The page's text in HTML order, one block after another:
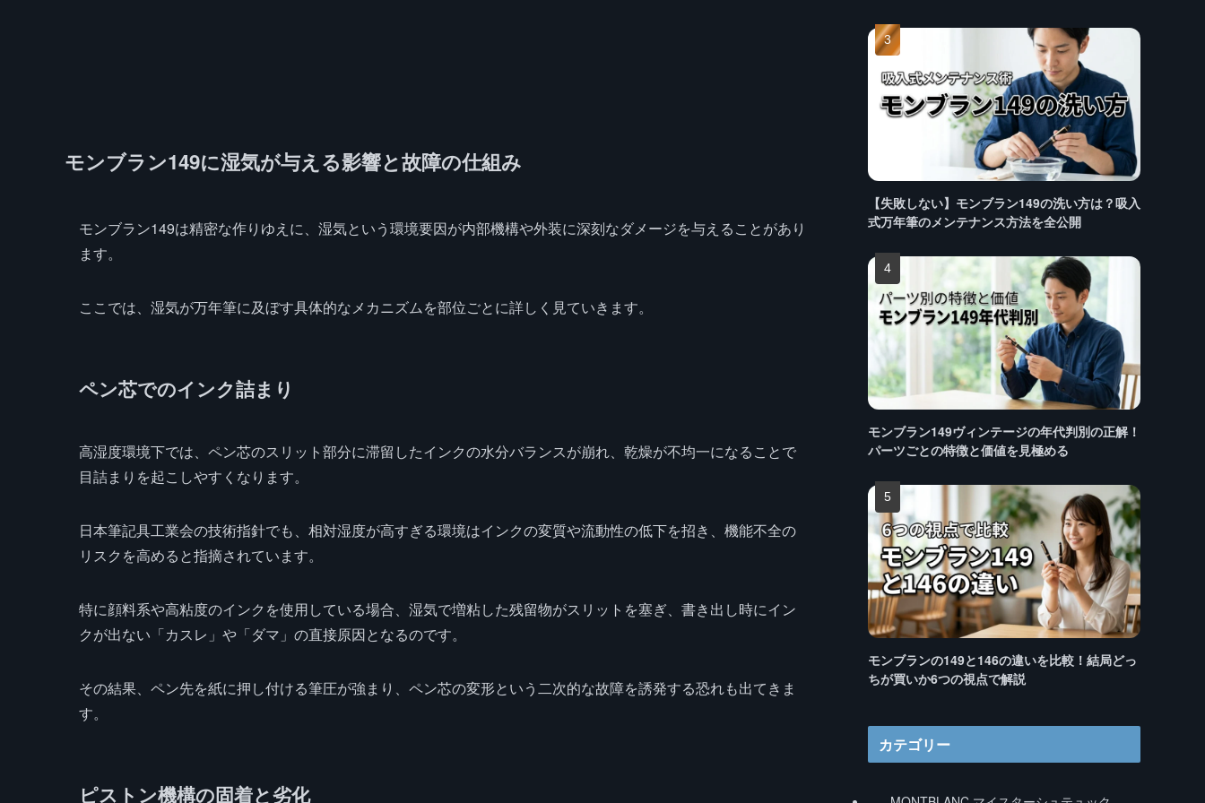
モンブラン149に湿気が与える影響と故障の仕組み
モンブラン149は精密な作りゆえに、湿気という環境要因が内部機構や外装に深刻なダメージを与えることがあり
ます。
ここでは、湿気が万年筆に及ぼす具体的なメカニズムを部位ごとに詳しく見ていきます。
ペン芯でのインク詰まり
高湿度環境下では、ペン芯のスリット部分に滞留したインクの水分バランスが崩れ、乾燥が不均一になることで
目詰まりを起こしやすくなります。
日本筆記具工業会の技術指針でも、相対湿度が高すぎる環境はインクの変質や流動性の低下を招き、機能不全の
リスクを高めると指摘されています。
特に顔料系や高粘度のインクを使用している場合、湿気で増粘した残留物がスリットを塞ぎ、書き出し時にイン
クが出ない「カスレ」や「ダマ」の直接原因となるのです。
その結果、ペン先を紙に押し付ける筆圧が強まり、ペン芯の変形という二次的な故障を誘発する恐れも出てきま
す。
ピストン機構の固着と劣化
【失敗しない】モンブラン149の洗い方は？吸入
式万年筆のメンテナンス方法を全公開
モンブラン149ヴィンテージの年代判別の正解！
パーツごとの特徴と価値を見極める
モンブランの149と146の違いを比較！結局どっ
ちが買いか6つの視点で解説
カテゴリー